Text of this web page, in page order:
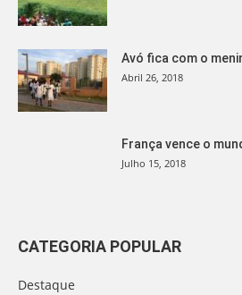
Avó fica com o
Abril 26, 2018
França vence o
Julho 15, 2018
CATEGORIA POPULAR
Destaque